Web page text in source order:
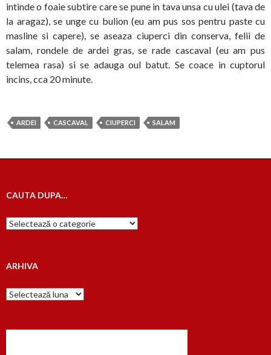
intinde o foaie subtire care se pune in tava unsa cu ulei (tava de
la aragaz), se unge cu bulion (eu am pus sos pentru paste cu
masline si capere), se aseaza ciuperci din conserva, felii de
salam, rondele de ardei gras, se rade cascaval (eu am pus
telemea rasa) si se adauga oul batut. Se coace in cuptorul
incins, cca 20 minute.
ARDEI CASCAVAL CIUPERCI SALAM
CAUTA DUPA…
Cauta
dupa…
ARHIVA
Arhiva